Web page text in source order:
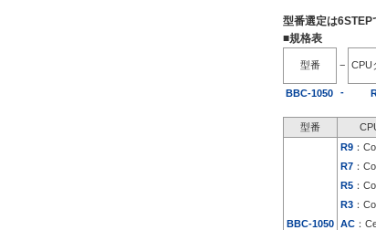
型番選定は
■規格表
型番 − CPU
BBC-1050 -
型番
BBC-1050
R9 ：
R7 ：
R5 ：
R3 ：
AC ：